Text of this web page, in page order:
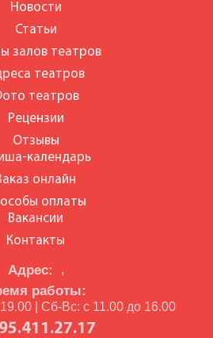
Адрес: ,
работы:
| Сб-Вс: с 11.00 до 16.00
Новости
Статьи
залов театров
театров
театров
Рецензии
Отзывы
календарь
онлайн
оплаты
Вакансии
Контакты